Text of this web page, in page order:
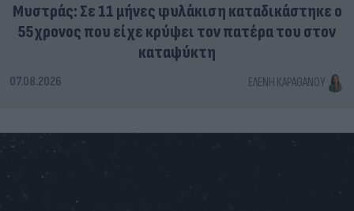
Μυστράς: Σε 11 μήνες φυλάκιση καταδικάστηκε ο
55χρονος που είχε κρύψει τον πατέρα του στον
καταψύκτη
07.08.2026 ΕΛΈΝΗ ΚΑΡΑΘΆΝΟΥ